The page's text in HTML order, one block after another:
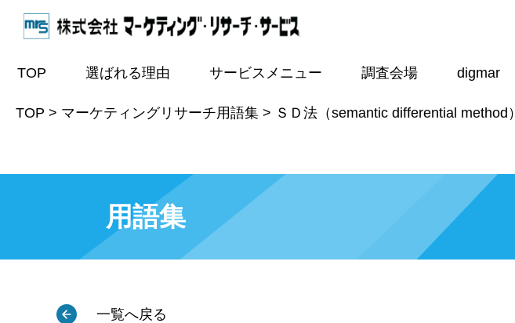
TOP 選ばれる理由 サービスメニュー 調査会場 digmar
TOP > マーケティングリサーチ用語集 > ＳＤ法（semantic differential method）
用語集
一覧へ戻る